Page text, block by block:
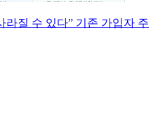
라질 수 있다” 기존 가입자 주